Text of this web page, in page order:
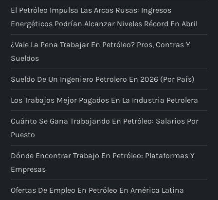
El Petróleo Impulsa Las Arcas Rusas: Ingresos
Energéticos Podrían Alcanzar Niveles Récord En Abril
¿Vale La Pena Trabajar En Petróleo? Pros, Contras Y
Sueldos
Sueldo De Un Ingeniero Petrolero En 2026 (por País)
Los Trabajos Mejor Pagados En La Industria Petrolera
Cuánto Se Gana Trabajando En Petróleo: Salarios Por
Puesto
Dónde Encontrar Trabajo En Petróleo: Plataformas Y
Empresas
Ofertas De Empleo En Petróleo En América Latina